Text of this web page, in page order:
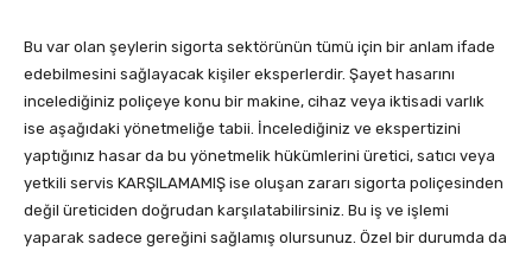
Bu var olan şeylerin sigorta sektörünün tümü için bir anlam ifade
edebilmesini sağlayacak kişiler eksperlerdir. Şayet hasarını
incelediğiniz poliçeye konu bir makine, cihaz veya iktisadi varlık
ise aşağıdaki yönetmeliğe tabii. İncelediğiniz ve ekspertizini
yaptığınız hasar da bu yönetmelik hükümlerini üretici, satıcı veya
yetkili servis KARŞILAMAMIŞ ise oluşan zararı sigorta poliçesinden
değil üreticiden doğrudan karşılatabilirsiniz. Bu iş ve işlemi
yaparak sadece gereğini sağlamış olursunuz. Özel bir durumda da